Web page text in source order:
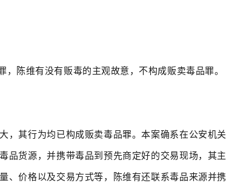
陈维有没有贩毒的主观故意，不构成贩卖毒品罪。
，其行为均已构成贩卖毒品罪。本案确系在公安机关
品货源，并携带毒品到预先商定好的交易现场，其主
、价格以及交易方式等，陈维有还联系毒品来源并携